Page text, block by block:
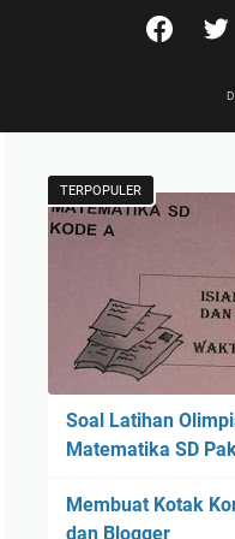
TERPOPULER
Soal Latihan
Matematika SD
Membuat Kotak
dan Blogger